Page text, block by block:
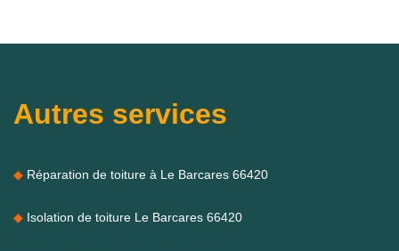
Autres services
Réparation de toiture à Le Barcares 66420
Isolation de toiture Le Barcares 66420